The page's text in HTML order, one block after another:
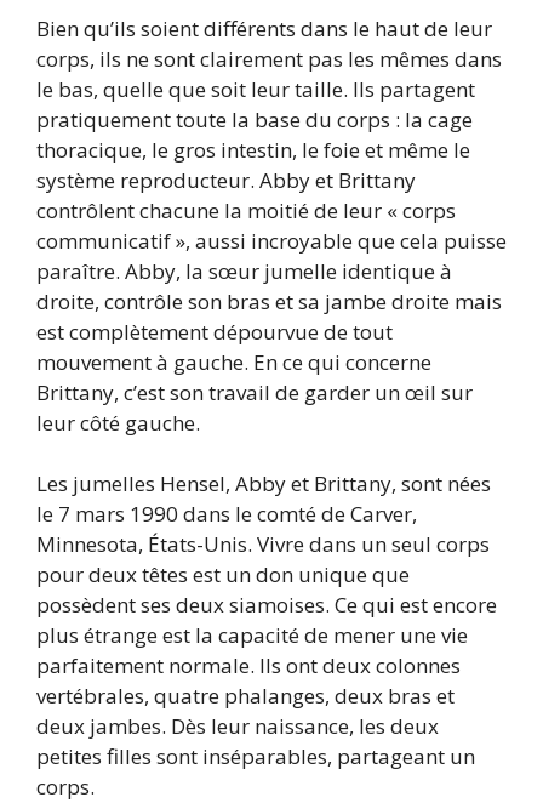
Bien qu’ils soient différents dans le haut de leur
corps, ils ne sont clairement pas les mêmes dans
le bas, quelle que soit leur taille. Ils partagent
pratiquement toute la base du corps : la cage
thoracique, le gros intestin, le foie et même le
système reproducteur. Abby et Brittany
contrôlent chacune la moitié de leur « corps
communicatif », aussi incroyable que cela puisse
paraître. Abby, la sœur jumelle identique à
droite, contrôle son bras et sa jambe droite mais
est complètement dépourvue de tout
mouvement à gauche. En ce qui concerne
Brittany, c’est son travail de garder un œil sur
leur côté gauche.
Les jumelles Hensel, Abby et Brittany, sont nées
le 7 mars 1990 dans le comté de Carver,
Minnesota, États-Unis. Vivre dans un seul corps
pour deux têtes est un don unique que
possèdent ses deux siamoises. Ce qui est encore
plus étrange est la capacité de mener une vie
parfaitement normale. Ils ont deux colonnes
vertébrales, quatre phalanges, deux bras et
deux jambes. Dès leur naissance, les deux
petites filles sont inséparables, partageant un
corps.